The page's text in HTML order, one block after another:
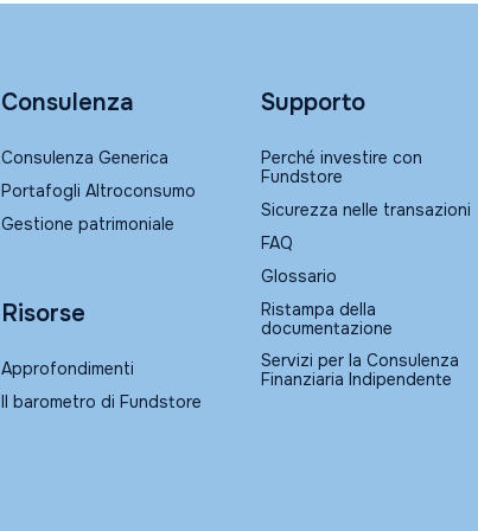
Consulenza
Consulenza Generica
Portafogli Altroconsumo
Gestione patrimoniale
Risorse
Approfondimenti
Il barometro di Fundstore
Supporto
Perché investire con
Fundstore
Sicurezza nelle transazioni
FAQ
Glossario
Ristampa della
documentazione
Servizi per la Consulenza
Finanziaria Indipendente